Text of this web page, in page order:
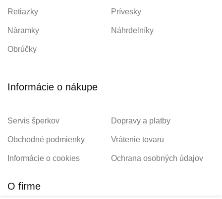
Retiazky Prívesky
Náramky Náhrdelníky
Obrúčky
Informácie o nákupe
Servis šperkov Dopravy a platby
Obchodné podmienky Vrátenie tovaru
Informácie o cookies Ochrana osobných údajov
O firme